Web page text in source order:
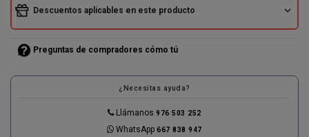
Descuentos aplicables en este producto expand_more
Preguntas de compradores cómo tú
¿Necesitas ayuda?
Llámanos976 503 252
WhatsApp667 838 947